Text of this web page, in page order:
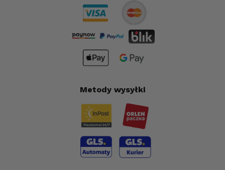
Metody wysyłki